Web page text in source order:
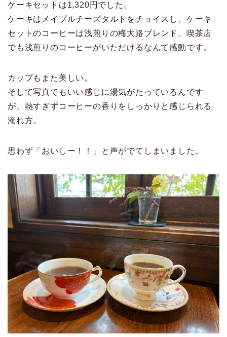
ケーキセットは1,320円でした。
ケーキはメイプルチーズタルトをチョイスし、ケーキ
セットのコーヒーは浅煎りの梅大路ブレンド。喫茶店
でも浅煎りのコーヒーがいただけるなんて感動です。
カップもまた美しい。
そして写真でもいい感じに湯気がたっているんです
が、熱すぎずコーヒーの香りをしっかりと感じられる
淹れ方。
思わず「おいしー！！」と声がでてしまいました。